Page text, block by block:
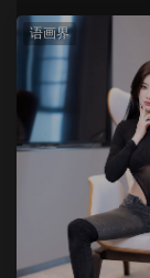
语画界